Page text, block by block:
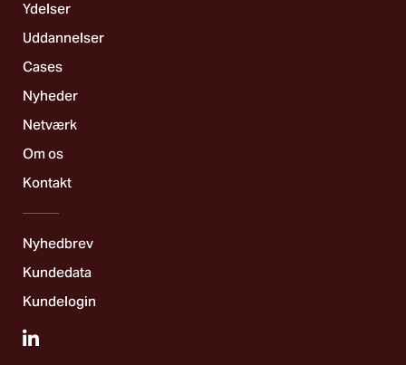
Ydelser
Uddannelser
Cases
Nyheder
Netværk
Om os
Kontakt
Nyhedbrev
Kundedata
Kundelogin